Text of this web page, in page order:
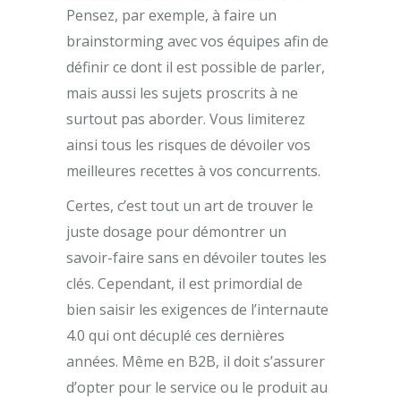
Pensez, par exemple, à faire un
brainstorming avec vos équipes afin de
définir ce dont il est possible de parler,
mais aussi les sujets proscrits à ne
surtout pas aborder. Vous limiterez
ainsi tous les risques de dévoiler vos
meilleures recettes à vos concurrents.
Certes, c’est tout un art de trouver le
juste dosage pour démontrer un
savoir-faire sans en dévoiler toutes les
clés. Cependant, il est primordial de
bien saisir les exigences de l’internaute
4.0 qui ont décuplé ces dernières
années. Même en B2B, il doit s’assurer
d’opter pour le service ou le produit au